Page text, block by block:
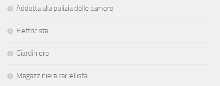
Addetta alla pulizia delle camere
Elettricista
Giardiniere
Magazziniera carrellista